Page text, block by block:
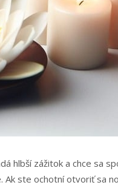
hlbší zážitok a chce sa
Ak ste ochotní otvoriť sa